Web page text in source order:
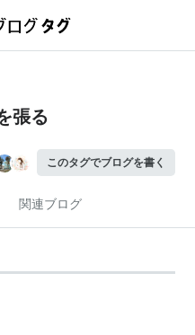
張る
このタグでブログを書く
関連ブログ